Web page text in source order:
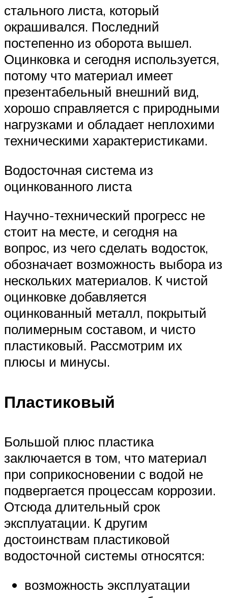
стального листа, который
окрашивался. Последний
постепенно из оборота вышел.
Оцинковка и сегодня используется,
потому что материал имеет
презентабельный внешний вид,
хорошо справляется с природными
нагрузками и обладает неплохими
техническими характеристиками.
Водосточная система из
оцинкованного листа
Научно-технический прогресс не
стоит на месте, и сегодня на
вопрос, из чего сделать водосток,
обозначает возможность выбора из
нескольких материалов. К чистой
оцинковке добавляется
оцинкованный металл, покрытый
полимерным составом, и чисто
пластиковый. Рассмотрим их
плюсы и минусы.
Пластиковый
Большой плюс пластика
заключается в том, что материал
при соприкосновении с водой не
подвергается процессам коррозии.
Отсюда длительный срок
эксплуатации. К другим
достоинствам пластиковой
водосточной системы относятся:
возможность эксплуатации